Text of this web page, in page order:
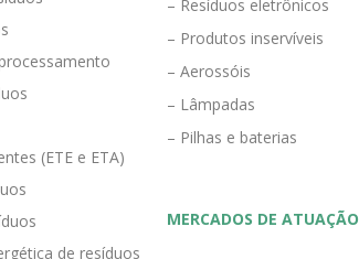
(ETE e ETA)
de resíduos
– Resíduos eletrônicos
– Produtos inservíveis
– Aerossóis
– Lâmpadas
– Pilhas e baterias
MERCADOS DE ATUAÇÃO